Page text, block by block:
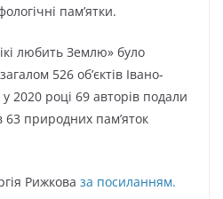
пам’ятки.
любить Землю» було
526 об’єктів Івано-
у 2020 році 69 авторів подали
63 природних пам’яток
Рижкова за посиланням.